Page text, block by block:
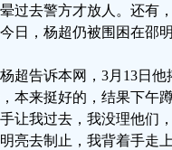
过去警方才放人。还有
今日，杨超仍被围困在邵
超告诉本网，3月13日
本来挺好的，结果下午
让我过去，我没理他们
亮去制止，我背着手走